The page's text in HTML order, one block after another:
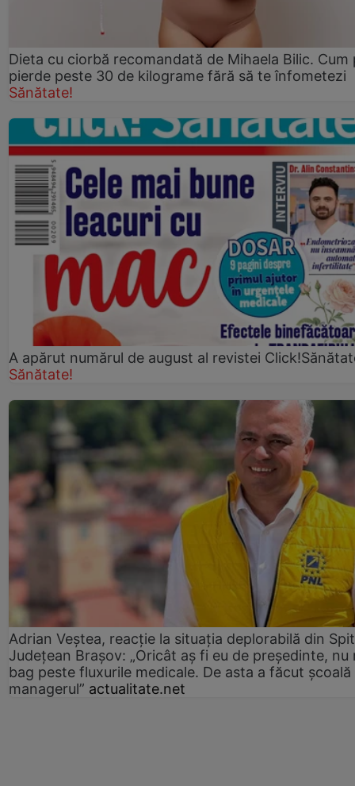
Dieta cu ciorbă recomandată de Mihaela Bilic. Cum
pierde peste 30 de kilograme fără să te înfometezi
Sănătate!
A apărut numărul de august al revistei
Sănătate!
Adrian Veștea, reacție la situația deplorabilă din
Județean Brașov: „Oricât aș fi eu de președinte, nu
bag peste fluxurile medicale. De asta a făcut școală
managerul” actualitate.net